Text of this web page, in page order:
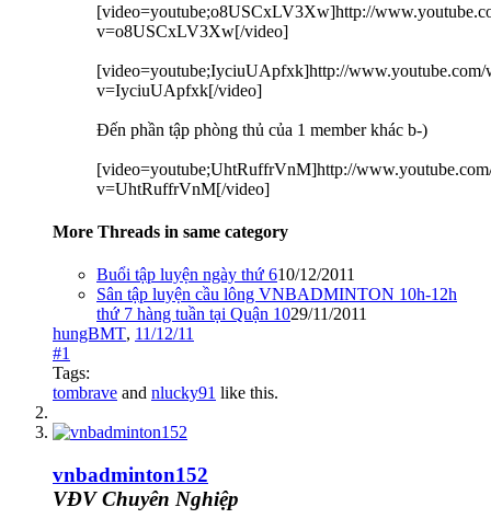
[video=youtube;o8USCxLV3Xw]http://
v=o8USCxLV3Xw[/video]
[video=youtube;IyciuUApfxk]http://www.youtube.com/
v=IyciuUApfxk[/video]
Đến phần tập phòng thủ của 1 member khác b-)
[video=youtube;UhtRuffrVnM]http://
v=UhtRuffrVnM[/video]
More Threads in same category
Buổi tập luyện ngày thứ 610/12/2011
Sân tập luyện cầu lông VNBADMINTON 10h-12h
thứ 7 hàng tuần tại Quận 1029/11/2011
hungBMT, 11/12/11
#1
Tags:
tombrave and nlucky91 like this.
vnbadminton152
VĐV Chuyên Nghiệp